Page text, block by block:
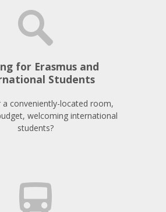
for Erasmus and
Students
conveniently-located room,
welcoming international
students?